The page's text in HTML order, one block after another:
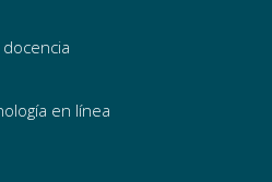
en línea